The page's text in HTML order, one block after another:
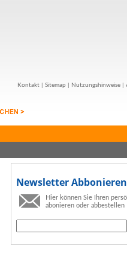
Kontakt Sitemap Nutzungshinweise
Newsletter Abbonieren
Hier können Sie Ihren
abonieren oder abbestellen